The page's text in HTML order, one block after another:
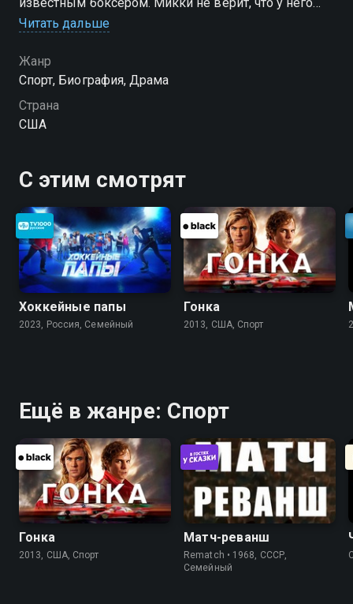
получится пробиться в мире бокса без Дикки, но
чемпионскому титулу
Читать дальше
Жанр
Спорт, Биография, Драма
Страна
США
С этим смотрят
Хоккейные папы
2023, Россия, Cемейный
Гонка
2013, США, Спорт
Ещё в жанре: Спорт
Гонка
2013, США, Спорт
Матч-реванш
Rematch • 1968, СССР,
Cемейный